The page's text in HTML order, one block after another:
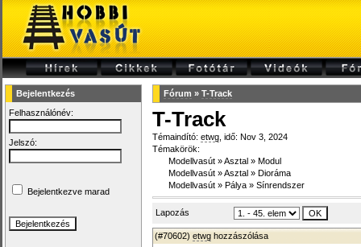
Bejelentkezés
Felhasználónév:
Jelszó:
Bejelentkezve marad
Fórum » T-Track
T-Track
Témaindító: etwg , idő: Nov 3, 2024
Témakörök:
Modellvasút »Asztal » Modul
Modellvasút »Asztal » Dioráma
Modellvasút » Pálya » Sínrendszer
Lapozás
(#70602) etwg hozzászólása